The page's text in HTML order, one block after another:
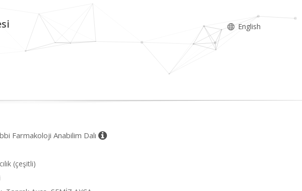
English
Farmakoloji Anabilim Dalı
(çeşitli)